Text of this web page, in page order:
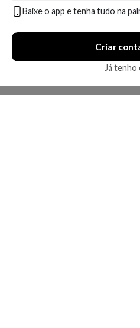
Baixe o app e tenha tudo na
Criar
Já tenho